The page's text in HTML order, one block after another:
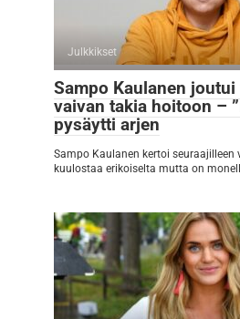
Julkkikset
Sampo Kaulanen
vaivan takia hoitoon –
pysäytti arjen
Sampo Kaulanen kertoi seuraajilleen
kuulostaa erikoiselta mutta on